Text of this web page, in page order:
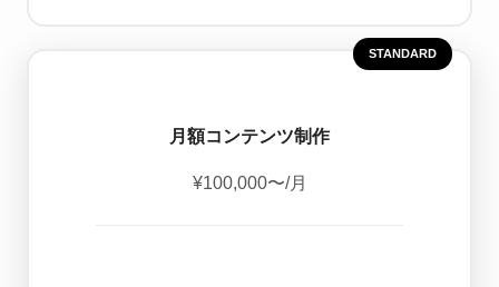
STANDARD
月額コンテンツ制作
¥100,000〜/月